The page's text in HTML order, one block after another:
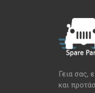
Γεια σας,
και